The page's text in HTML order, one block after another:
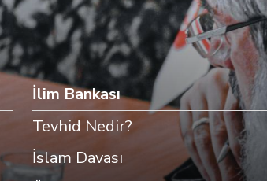
İlim Bankası
Tevhid Nedir?
İslam Davası